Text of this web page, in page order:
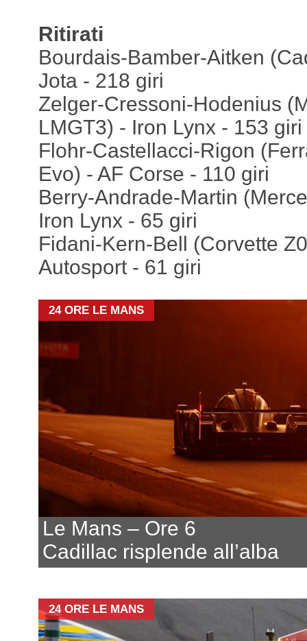
Ritirati
Bourdais-Bamber-Aitken
Jota - 218 giri
Zelger-Cressoni-Hodenius
LMGT3) - Iron Lynx - 153 giri
Flohr-Castellacci-Rigon
Evo) - AF Corse - 110 giri
Berry-Andrade-Martin
Iron Lynx - 65 giri
Fidani-Kern-Bell (Corvette
Autosport - 61 giri
24 ORE LE MANS
Le Mans – Ore 6
Cadillac risplende all’alba
24 ORE LE MANS